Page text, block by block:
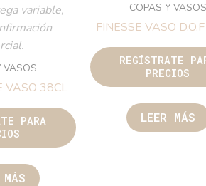
variable,
VASOS
VASO 38CL
PARA
COPAS Y VASOS
FINESSE VASO
REGÍSTRATE
PRECIOS
LEER MÁS